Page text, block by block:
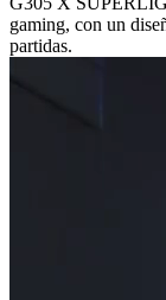
gaming, con un
partidas.